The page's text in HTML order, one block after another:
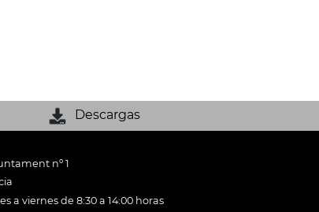
Descargas
nº 1
a viernes de 8:30 a 14:00 horas